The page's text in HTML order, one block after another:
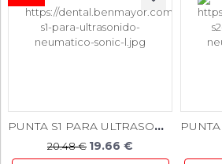
PUNTA S1 PARA ULTRASONIDO NEUMATICO SONIC-L
20.48 € 19.66 €